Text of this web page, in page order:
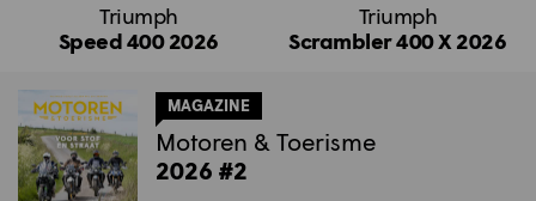
Triumph
Speed 400 2026
Triumph
Scrambler 400 X 2026
MAGAZINE
Motoren & Toerisme
2026 #2